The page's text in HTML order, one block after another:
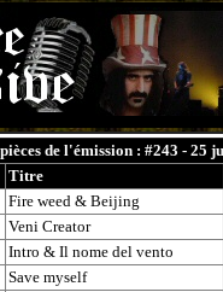
de l'émission : #243 - 25
Titre
Fire weed & Beijing
Veni Creator
Intro & Il nome del vento
Save myself